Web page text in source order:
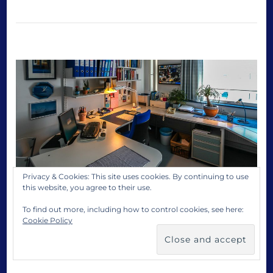
a
l
g
i
a
t
r
i
p
YLIOPISTOELÄMÄÄ
Paluu työvuosiin
Privacy & Cookies: This site uses cookies. By continuing to use
this website, you agree to their use.
To find out more, including how to control cookies, see here:
Cookie Policy